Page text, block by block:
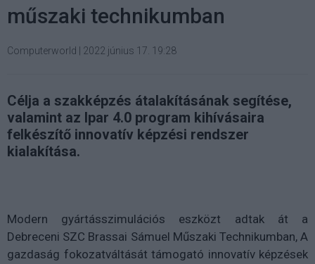
műszaki technikumban
Computerworld 2022 június 17. 19:28
Célja a szakképzés átalakításának segítése,
valamint az Ipar 4.0 program kihívásaira
felkészítő innovatív képzési rendszer
kialakítása.
Modern gyártásszimulációs eszközt adtak át a
Debreceni SZC Brassai Sámuel Műszaki Technikumban, A
gazdaság fokozatváltását támogató innovatív képzések